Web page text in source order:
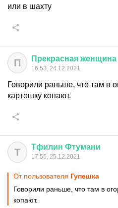
или в шахту
П Прекрасная женщина
16:53, 24.12.2021
Говорили раньше, что там в
картошку копают.
Т Тфилин Фтумани
17:55, 25.12.2021
От пользователя Гупешка
Говорили раньше, что там в
копают.